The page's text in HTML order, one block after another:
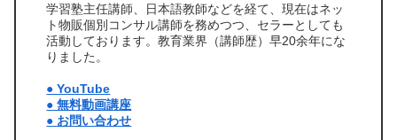
学習塾主任講師、日本語教師などを経て、現在はネッ
ト物販個別コンサル講師を務めつつ、セラーとしても
活動しております。教育業界（講師歴）早20余年にな
りました。
● YouTube
● 無料動画講座
● お問い合わせ